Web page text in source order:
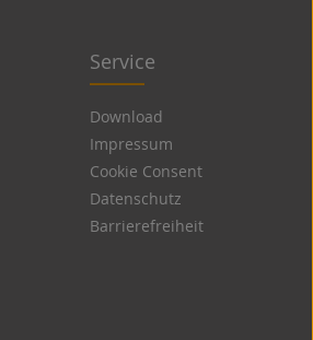
Service
Download
Impressum
Cookie Consent
Datenschutz
Barrierefreiheit